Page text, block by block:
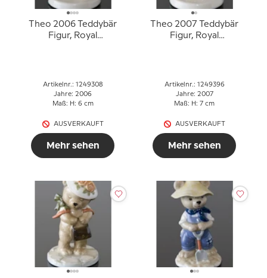
Theo 2006 Teddybär
Figur, Royal
Artikelnr.: 1249308
Jahre: 2006
Maß: H: 6 cm
AUSVERKAUFT
Mehr sehen
Theo 2007 Teddybär
Figur, Royal
Artikelnr.: 1249396
Jahre: 2007
Maß: H: 7 cm
AUSVERKAUFT
Mehr sehen